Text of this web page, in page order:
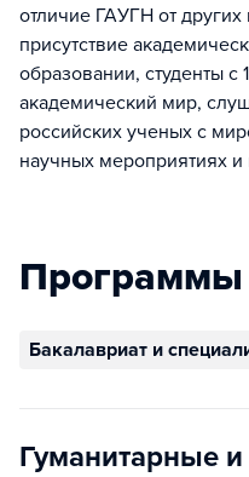
отличие ГАУГН от
присутствие
образовании, студенты с
академический мир,
российских ученых с
научных мероприятиях и
Программы
Бакалавриат и
Гуманитарные